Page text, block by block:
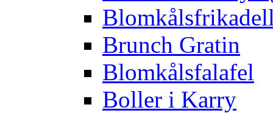
Brunch Gratin
Blomkålsfalafel
Boller i Karry